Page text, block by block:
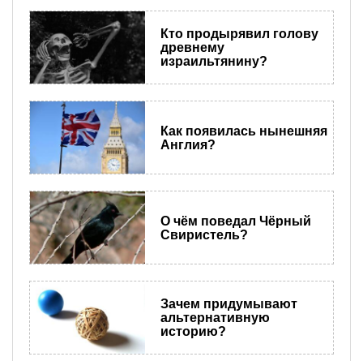
Кто продырявил голову
древнему
израильтянину?
Как появилась нынешняя
Англия?
О чём поведал Чёрный
Свиристель?
Зачем придумывают
альтернативную
историю?